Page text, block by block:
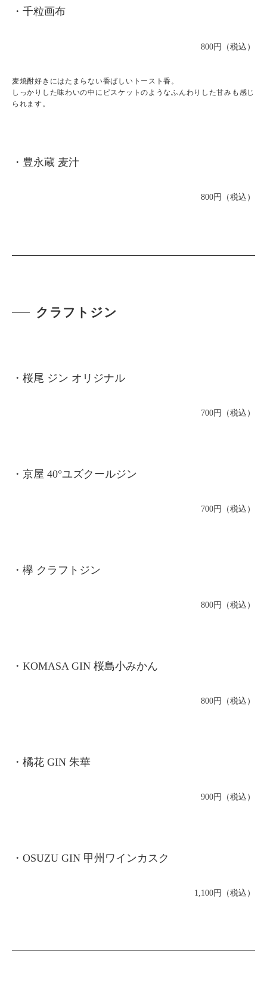
・千粒画布
800円（税込）
麦焼酎好きにはたまらない香ばしいトースト香。
しっかりした味わいの中にビスケットのようなふんわりした甘みも感じ
られます。
・豊永蔵 麦汁
800円（税込）
クラフトジン
・桜尾 ジン オリジナル
700円（税込）
・京屋 40°ユズクールジン
700円（税込）
・欅 クラフトジン
800円（税込）
・KOMASA GIN 桜島小みかん
800円（税込）
・橘花 GIN 朱華
900円（税込）
・OSUZU GIN 甲州ワインカスク
1,100円（税込）